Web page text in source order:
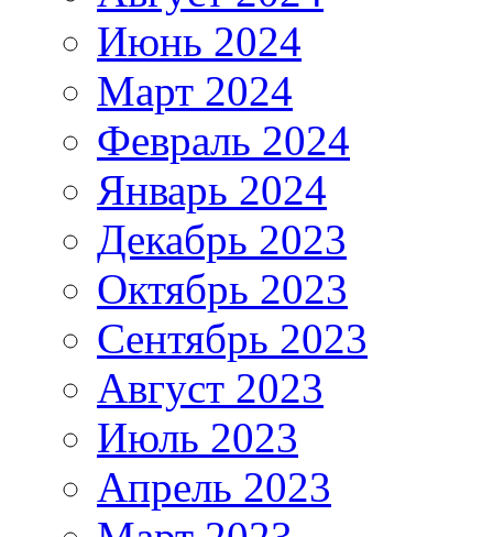
Июнь 2024
Март 2024
Февраль 2024
Январь 2024
Декабрь 2023
Октябрь 2023
Сентябрь 2023
Август 2023
Июль 2023
Апрель 2023